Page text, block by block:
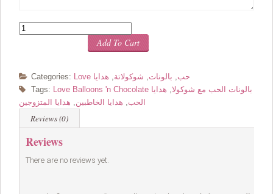
Quantity
Add To Cart
Categories: Love حب, بالونات, شوكولاتة, هدايا
Tags:
Love Balloons 'n Chocolate بالونات الحب مع شوكولا, هدايا
الحب, هدايا الخاطبين, هدايا المتزوجين
Reviews (0)
Reviews
There are no reviews yet.